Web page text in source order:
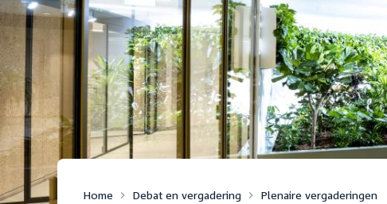
Home Debat en vergadering Plenaire vergaderingen